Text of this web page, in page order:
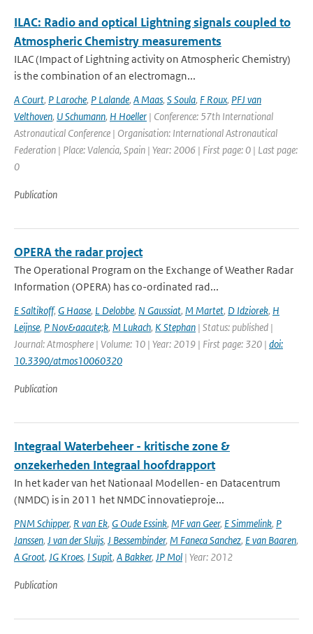
ILAC: Radio and optical Lightning signals coupled to
Atmospheric Chemistry measurements
ILAC (Impact of Lightning activity on Atmospheric Chemistry)
is the combination of an electromagn...
A Court, P Laroche, P Lalande, A Maas, S Soula, F Roux, PFJ van
Velthoven, U Schumann, H Hoeller | Conference: 57th International
Astronautical Conference | Organisation: International Astronautical
Federation | Place: Valencia, Spain | Year: 2006 | First page: 0 | Last page:
0
Publication
OPERA the radar project
The Operational Program on the Exchange of Weather Radar
Information (OPERA) has co-ordinated rad...
E Saltikoff, G Haase, L Delobbe, N Gaussiat, M Martet, D Idziorek, H
Leijnse, P Nov&aacute;k, M Lukach, K Stephan | Status: published |
Journal: Atmosphere | Volume: 10 | Year: 2019 | First page: 320 | doi:
10.3390/atmos10060320
Publication
Integraal Waterbeheer - kritische zone &
onzekerheden Integraal hoofdrapport
In het kader van het Nationaal Modellen- en Datacentrum
(NMDC) is in 2011 het NMDC innovatieproje...
PNM Schipper, R van Ek, G Oude Essink, MF van Geer, E Simmelink, P
Janssen, J van der Sluijs, J Bessembinder, M Faneca Sanchez, E van Baaren,
A Groot, JG Kroes, I Supit, A Bakker, JP Mol | Year: 2012
Publication